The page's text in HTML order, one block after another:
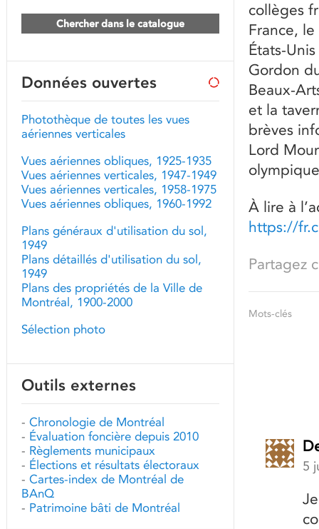
collèges
France,
États-
Gordon
Beaux-
et la
brèves
Lord
À lire à
https://
Partagez
Mots-clés
5
Chercher dans le catalogue
Données ouvertes
Photothèque de toutes les vues
aériennes verticales
Vues aériennes obliques, 1925-1935
Vues aériennes verticales, 1947-1949
Vues aériennes verticales, 1958-1975
Vues aériennes obliques, 1960-1992
Plans généraux d'utilisation du sol,
1949
Plans détaillés d'utilisation du sol,
1949
Plans des propriétés de la Ville de
Montréal, 1900-2000
Sélection photo
Outils externes
- Chronologie de Montréal
- Évaluation foncière depuis 2010
- Règlements municipaux
- Élections et résultats électoraux
- Cartes-index de Montréal de
BAnQ
- Patrimoine bâti de Montréal